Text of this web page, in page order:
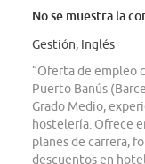
No se muestra la
Gestión, Inglés
“Oferta de empleo
Puerto Banús
Grado Medio,
hostelería. Ofrece
planes de carrera,
descuentos en